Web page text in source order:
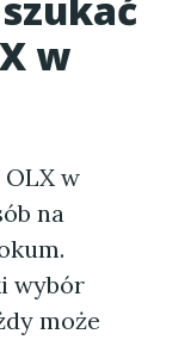
w
w
na
wybór
może